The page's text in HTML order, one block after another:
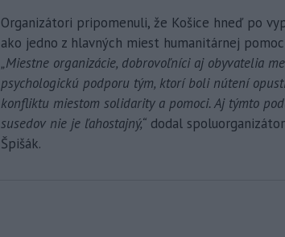
Organizátori pripomenuli, že Košice hneď po
ako jedno z hlavných miest humanitárnej
„Miestne organizácie, dobrovoľníci aj obyvatelia
psychologickú podporu tým, ktorí boli nútení
konfliktu miestom solidarity a pomoci. Aj týmto
susedov nie je ľahostajný,“ dodal
Špišák.